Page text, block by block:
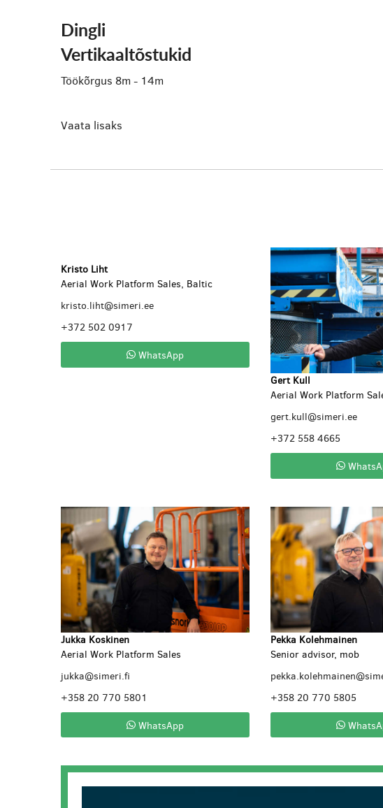
Dingli
Vertikaaltõstukid
Töökõrgus 8m - 14m
Vaata lisaks
Kristo Liht
Aerial Work Platform Sales, Baltic
kristo.liht@simeri.ee
+372 502 0917
WhatsApp
Gert Kull
Aerial Work Platform
gert.kull@simeri.ee
+372 558 4665
Jukka Koskinen
Aerial Work Platform Sales
jukka@simeri.fi
+358 20 770 5801
WhatsApp
Pekka Kolehmainen
Senior advisor, mob
+358 20 770 5805